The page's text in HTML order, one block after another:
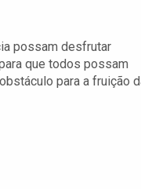
possam desfrutar
que todos possam
para a fruição